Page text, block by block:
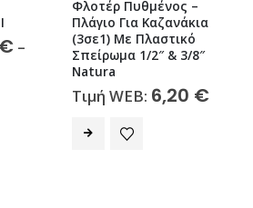
€ –
Φλοτέρ Πυθμένος –
Πλάγιο Για Καζανάκια
(3σε1) Με Πλαστικό
Σπείρωμα 1/2″ & 3/8″
Natura
Τιμή WEB: 6,20 €